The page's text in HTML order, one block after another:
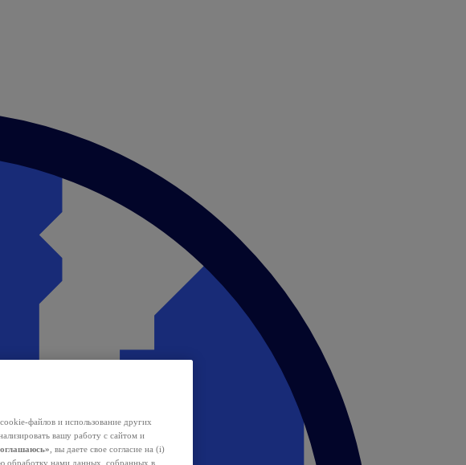
файлов и использование других
вашу работу с сайтом и
, вы даете свое согласие на (i)
обработку нами данных, собранных в